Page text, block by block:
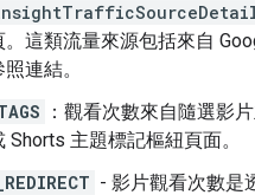
。這類流量來源包括來自
連結。
：觀看次數來自隨選影
Shorts 主題標記樞紐頁面。
- 影片觀看次數是